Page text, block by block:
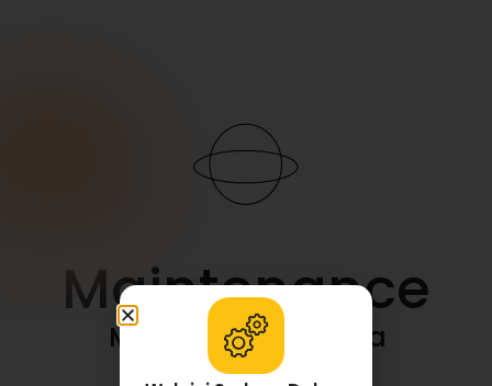
Maintenance
Maaf mengganggu jika
aktivitas Anda